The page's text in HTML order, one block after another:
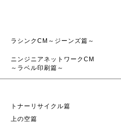
ラシンクCM～ジーンズ篇～
ニンジニアネットワークCM
～ラベル印刷篇～
トナーリサイクル篇
上の空篇